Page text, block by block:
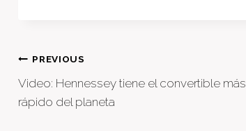
Post
navigation
PREVIOUS
Video: Hennessey tiene el convertible más
rápido del planeta